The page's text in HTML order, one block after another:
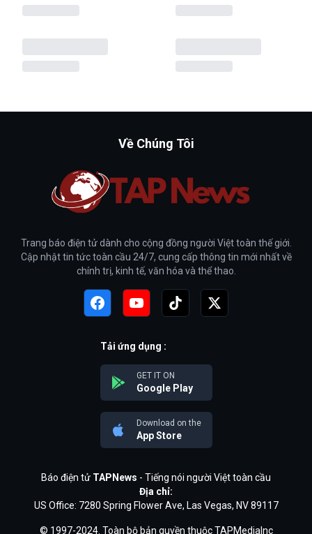
Về Chúng Tôi
Trang báo điện tử dành cho cộng đồng người Việt toàn thế giới.
Cập nhật tin tức toàn cầu 24/7, cung cấp thông tin mới nhất về
chính trị, kinh tế, văn hóa và thể thao.
Tải ứng dụng :
GET IT ON
Google Play
Download on the
App Store
Báo điện tử TAPNews - Tiếng nói người Việt toàn cầu
Địa chỉ:
US Office: 7280 Spring Flower Ave, Las Vegas, NV 89117
© 1997-2024. Toàn bộ bản quyền thuộc TAPMediaInc